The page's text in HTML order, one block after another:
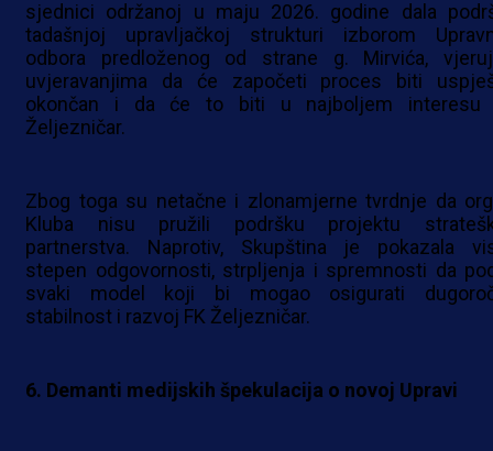
sjednici održanoj u maju 2026. godine dala
tadašnjoj upravljačkoj strukturi izborom
odbora predloženog od strane g. Mirvića,
uvjeravanjima da će započeti proces biti
okončan i da će to biti u najboljem interesu
Željezničar.
Zbog toga su netačne i zlonamjerne tvrdnje da
Kluba nisu pružili podršku projektu
partnerstva. Naprotiv, Skupština je pokazala
stepen odgovornosti, strpljenja i spremnosti da
svaki model koji bi mogao osigurati
stabilnost i razvoj FK Željezničar.
6. Demanti medijskih špekulacija o novoj Upravi